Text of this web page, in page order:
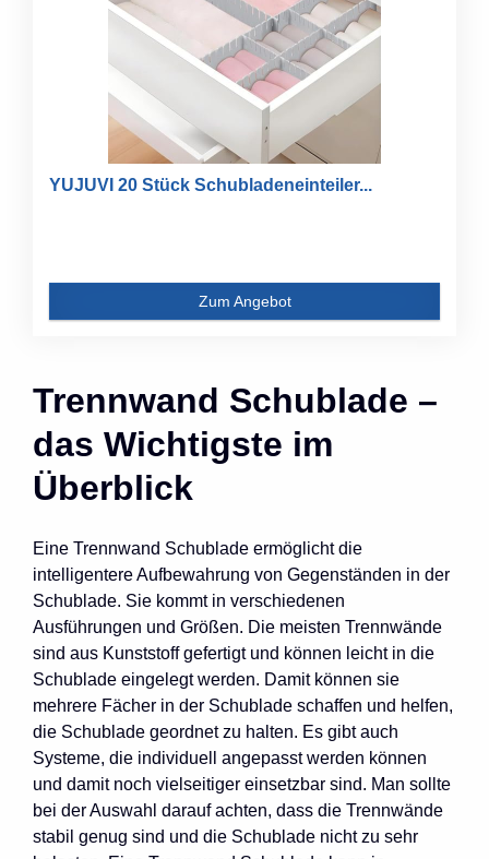
YUJUVI 20 Stück Schubladeneinteiler...
Zum Angebot
Trennwand Schublade –
das Wichtigste im
Überblick
Eine Trennwand Schublade ermöglicht die
intelligentere Aufbewahrung von Gegenständen in der
Schublade. Sie kommt in verschiedenen
Ausführungen und Größen. Die meisten Trennwände
sind aus Kunststoff gefertigt und können leicht in die
Schublade eingelegt werden. Damit können sie
mehrere Fächer in der Schublade schaffen und helfen,
die Schublade geordnet zu halten. Es gibt auch
Systeme, die individuell angepasst werden können
und damit noch vielseitiger einsetzbar sind. Man sollte
bei der Auswahl darauf achten, dass die Trennwände
stabil genug sind und die Schublade nicht zu sehr